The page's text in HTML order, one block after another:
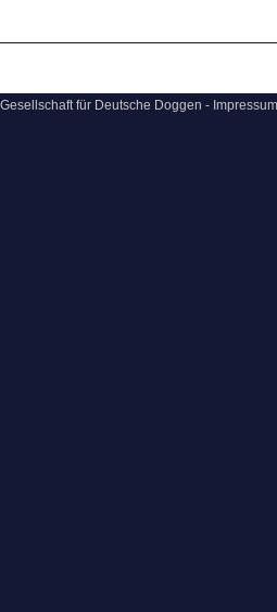
für Deutsche Doggen - Impressum